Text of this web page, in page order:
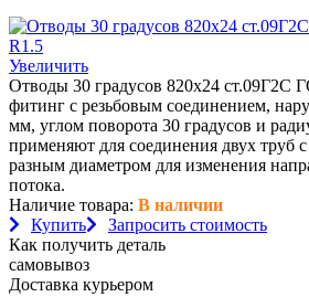
Увеличить
Отводы 30 градусов 820х24 ст.09Г2С
фитинг с резьбовым соединением,
мм, углом поворота 30 градусов и
применяют для соединения двух труб
разным диаметром для изменения
потока.
Наличие товара: В наличии
Купить
Запросить стоимость
Как получить деталь
самовывоз
Доставка курьером